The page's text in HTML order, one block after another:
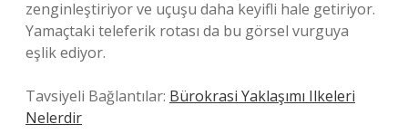
zenginleştiriyor ve uçuşu daha keyifli hale getiriyor.
Yamaçtaki teleferik rotası da bu görsel vurguya
eşlik ediyor.
Tavsiyeli Bağlantılar: Bürokrasi Yaklaşımı Ilkeleri
Nelerdir